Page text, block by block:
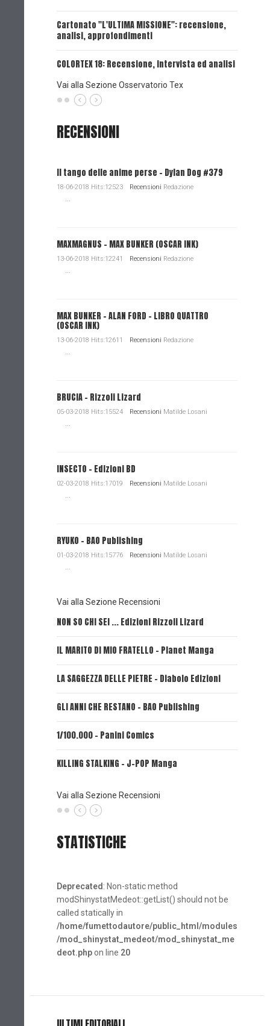
Cartonato "L'ULTIMA MISSIONE": recensione,
analisi, approfondimenti
COLORTEX 18: Recensione, intervista ed analisi
Vai alla Sezione Osservatorio Tex
RECENSIONI
Il tango delle anime perse - Dylan Dog #379
18-06-2018 Hits:12523 Recensioni Redazione
...
MAXMAGNUS – MAX BUNKER (OSCAR INK)
13-06-2018 Hits:12241 Recensioni Redazione
...
MAX BUNKER – ALAN FORD – LIBRO QUATTRO
(OSCAR INK)
13-06-2018 Hits:12611 Recensioni Redazione
...
BRUCIA - Rizzoli Lizard
05-03-2018 Hits:15524 Recensioni Matilde Losani
...
INSECTO - Edizioni BD
02-03-2018 Hits:17019 Recensioni Matilde Losani
...
RYUKO - BAO Publishing
01-03-2018 Hits:15776 Recensioni Matilde Losani
...
Vai alla Sezione Recensioni
NON SO CHI SEI ... Edizioni Rizzoli Lizard
IL MARITO DI MIO FRATELLO - Planet Manga
LA SAGGEZZA DELLE PIETRE - Diabolo Edizioni
GLI ANNI CHE RESTANO - BAO Publishing
1/100.000 - Panini Comics
KILLING STALKING - J-POP Manga
Vai alla Sezione Recensioni
STATISTICHE
Deprecated : Non-static method
modShinystatMedeot::getList() should not be
called statically in
/home/fumettodautore/public_html/modules
/mod_shinystat_medeot/mod_shinystat_me
deot.phpon line 20